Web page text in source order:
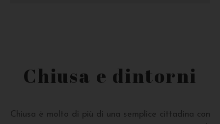
Chiusa e dintorni
Chiusa è molto di più di una semplice cittadina con